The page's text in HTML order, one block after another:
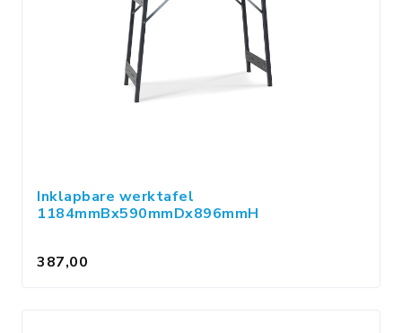
Inklapbare werktafel
1184mmBx590mmDx896mmH
387,00